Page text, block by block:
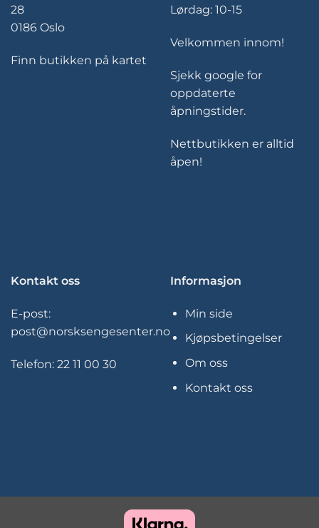
28
0186 Oslo
Finn butikken på kartet
Lørdag: 10-15
Velkommen innom!
Sjekk google for
oppdaterte
åpningstider.
Nettbutikken er alltid
åpen!
Kontakt oss
E-post:
post@norsksengesenter.no
Telefon: 22 11 00 30
Informasjon
Min side
Kjøpsbetingelser
Om oss
Kontakt oss